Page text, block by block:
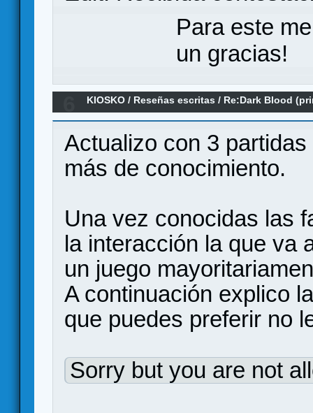
Para este
un gracias!
KIOSKO / Reseñas escritas / Re:Dark Blood
Actualizo con 3
más de conocimiento.
Una vez conocidas las
la interacción la que va
un juego
A continuación explico
que puedes preferir no
Sorry but you are not